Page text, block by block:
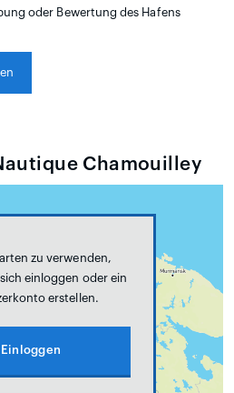
oder Bewertung des Hafens
Chamouilley
zu verwenden,
einloggen oder ein
erstellen.
Einloggen